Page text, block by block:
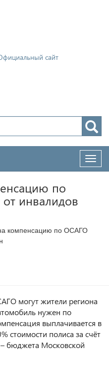
по
инвалидов
компенсацию по ОСАГО
могут жители региона
нужен по
выплачивается в
стоимости полиса за счёт
бюджета Московской